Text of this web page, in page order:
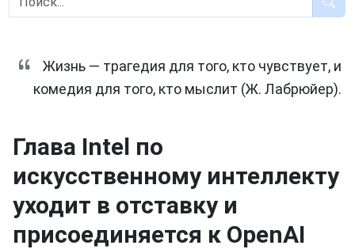
Жизнь — трагедия для того, кто чувствует, и
комедия для того, кто мыслит (Ж. Лабрюйер).
Глава Intel по
искусственному интеллекту
уходит в отставку и
присоединяется к OpenAI